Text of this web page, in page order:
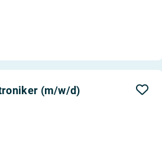
(m/w/d)